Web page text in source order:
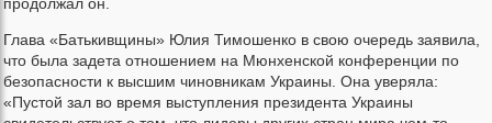
Глава «Батькивщины» Юлия Тимошенко в свою очередь заявила,
что была задета отношением на Мюнхенской конференции по
безопасности к высшим чиновникам Украины. Она уверяла:
«Пустой зал во время выступления президента Украины